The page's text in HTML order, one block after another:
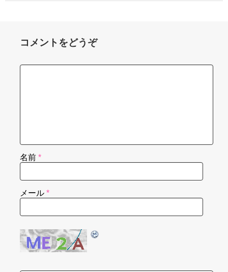
コメントをどうぞ
名前 *
メール *